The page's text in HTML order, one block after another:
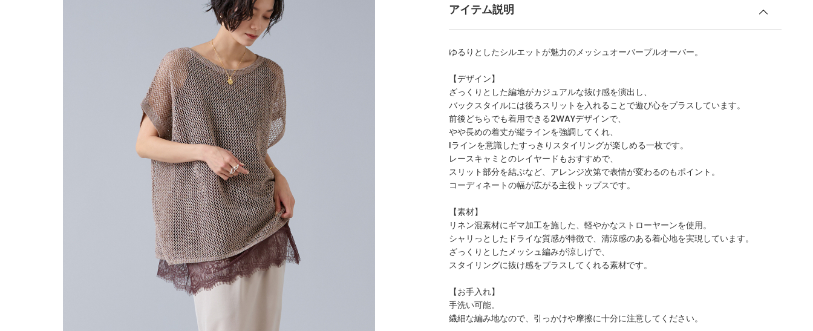
アイテム説明
ゆるりとしたシルエットが魅力のメッシュオーバープルオーバー。
【デザイン】
ざっくりとした編地がカジュアルな抜け感を演出し、
バックスタイルには後ろスリットを入れることで遊び心をプラスしています。
前後どちらでも着用できる2WAYデザインで、
やや長めの着丈が縦ラインを強調してくれ、
Iラインを意識したすっきりスタイリングが楽しめる一枚です。
レースキャミとのレイヤードもおすすめで、
スリット部分を結ぶなど、アレンジ次第で表情が変わるのもポイント。
コーディネートの幅が広がる主役トップスです。
【素材】
リネン混素材にギマ加工を施した、軽やかなストローヤーンを使用。
シャリっとしたドライな質感が特徴で、清涼感のある着心地を実現しています。
ざっくりとしたメッシュ編みが涼しげで、
スタイリングに抜け感をプラスしてくれる素材です。
【お手入れ】
手洗い可能。
繊細な編み地なので、引っかけや摩擦に十分に注意してください。